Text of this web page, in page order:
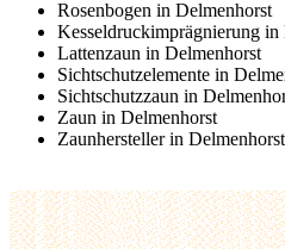
Rosenbogen in Delmenhorst
Kesseldruckimprägnierung in
Lattenzaun in Delmenhorst
Sichtschutzelemente in
Sichtschutzzaun in
Zaun in Delmenhorst
Zaunhersteller in Delmenhorst